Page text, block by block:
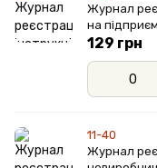
Журнал
на
129 грн
11-40
Журнал